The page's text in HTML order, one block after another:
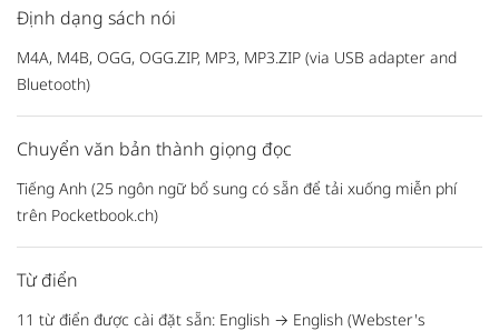
Định dạng sách nói
M4A, M4B, OGG, OGG.ZIP, MP3, MP3.ZIP (via USB adapter and
Bluetooth)
Chuyển văn bản thành giọng đọc
Tiếng Anh (25 ngôn ngữ bổ sung có sẵn để tải xuống miễn phí
trên Pocketbook.ch)
Từ điển
11 từ điển được cài đặt sẵn: English → English (Webster's